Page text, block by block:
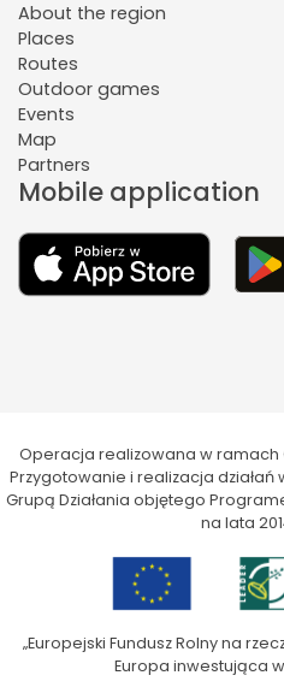
About the region
Places
Routes
Outdoor games
Events
Map
Partners
Mobile application
Operacja realizowana w ramach
Przygotowanie i realizacja działań
Grupą Działania objętego
na lata
„Europejski Fundusz Rolny na
Europa inwestująca